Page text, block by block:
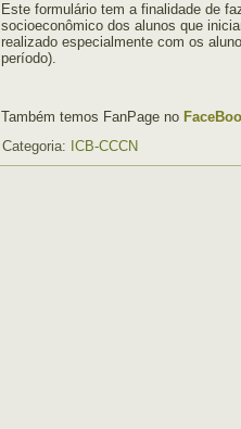
Este formulário tem a finalidade de
socioeconômico dos alunos que
realizado especialmente com os
período).
Também temos FanPage no
Categoria: ICB-CCCN